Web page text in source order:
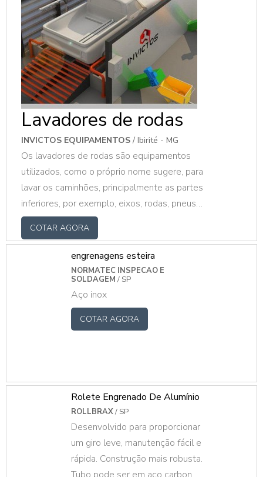
Lavadores de rodas
INVICTOS EQUIPAMENTOS / Ibirité - MG
Os lavadores de rodas são equipamentos
utilizados, como o próprio nome sugere, para
lavar os caminhões, principalmente as partes
inferiores, por exemplo, eixos, rodas, pneus
e chassi. Esse tipo de equipamento é
sustentável e toda a água utilizada para
higienizar o veículo pode ser reaproveitada.
Inclusive a água utilizada no serviço é
provinda de outras lavagens.O PRODUTO
OFERECE DIVERSAS VANTAGENSHoje em
dia, é possível encontrar dois tipos de
lavadores. O primeiro deles, mais utilizado é
COTAR AGORA
engrenagens esteira
NORMATEC INSPECAO E
SOLDAGEM / SP
Aço inox
COTAR AGORA
Rolete Engrenado De Alumínio
ROLLBRAX/ SP
Desenvolvido para proporcionar
um giro leve, manutenção fácil e
rápida. Construção mais robusta.